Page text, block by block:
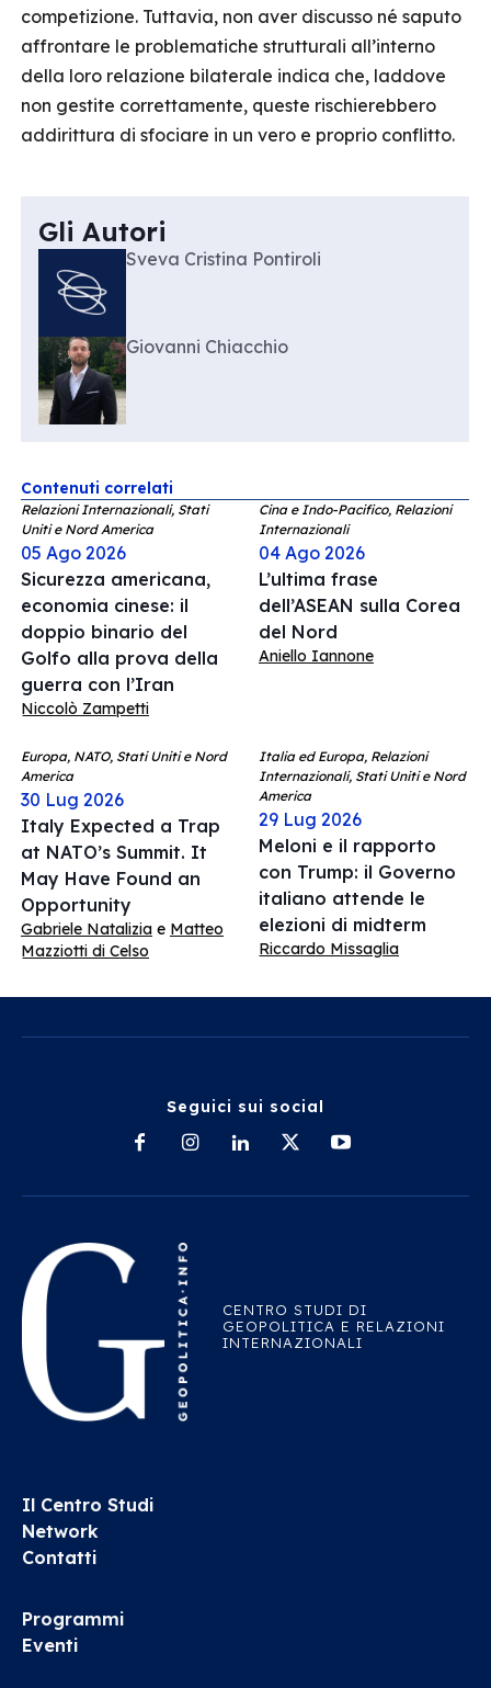
competizione. Tuttavia, non aver discusso né saputo
affrontare le problematiche strutturali all’interno
della loro relazione bilaterale indica che, laddove
non gestite correttamente, queste rischierebbero
addirittura di sfociare in un vero e proprio conflitto.
Gli Autori
Sveva Cristina Pontiroli
Giovanni Chiacchio
Contenuti correlati
Relazioni Internazionali, Stati
Uniti e Nord America
05 Ago 2026
Sicurezza americana,
economia cinese: il
doppio binario del
Golfo alla prova della
guerra con l’Iran
Niccolò Zampetti
Cina e Indo-Pacifico, Relazioni
Internazionali
04 Ago 2026
L’ultima frase
dell’ASEAN sulla Corea
del Nord
Aniello Iannone
Europa, NATO, Stati Uniti e Nord
America
30 Lug 2026
Italy Expected a Trap
at NATO’s Summit. It
May Have Found an
Opportunity
Gabriele Natalizia e Matteo
Mazziotti di Celso
Italia ed Europa, Relazioni
Internazionali, Stati Uniti e Nord
America
29 Lug 2026
Meloni e il rapporto
con Trump: il Governo
italiano attende le
elezioni di midterm
Riccardo Missaglia
Seguici sui social
CENTRO STUDI DI
GEOPOLITICA E RELAZIONI
INTERNAZIONALI
Il Centro Studi
Network
Contatti
Programmi
Eventi